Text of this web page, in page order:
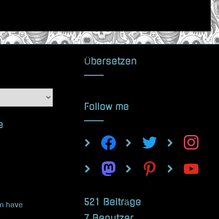
have
Übersetzen
Follow me
facebook twitter instagram
mastodon pinterest youtube
521 Beiträge